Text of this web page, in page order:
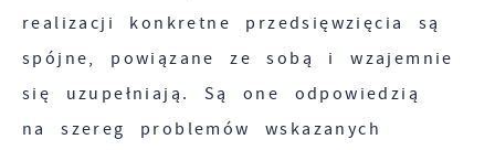
realizacji konkretne przedsięwzięcia są
spójne, powiązane ze sobą i wzajemnie
się uzupełniają. Są one odpowiedzią
na szereg problemów wskazanych